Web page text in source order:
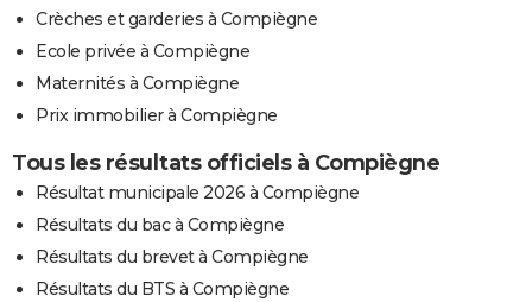
Crèches et garderies à Compiègne
Ecole privée à Compiègne
Maternités à Compiègne
Prix immobilier à Compiègne
Tous les résultats officiels à Compiègne
Résultat municipale 2026 à Compiègne
Résultats du bac à Compiègne
Résultats du brevet à Compiègne
Résultats du BTS à Compiègne